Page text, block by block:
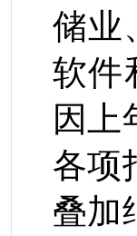
储业
软件
因上
各项
叠加